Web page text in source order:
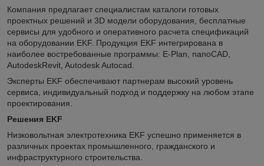
Компания предлагает специалистам каталоги готовых
проектных решений и 3D модели оборудования, бесплатные
сервисы для удобного и оперативного расчета спецификаций
на оборудовании EKF. Продукция EKF интегрирована в
наиболее востребованные программы: E-Plan, nanoCAD,
AutodeskRevit, Autodesk Autocad.
Эксперты EKF обеспечивают партнерам высокий уровень
сервиса, индивидуальный подход и поддержку на любом этапе
проектирования.
Решения EKF
Низковольтная электротехника EKF успешно применяется в
различных проектах промышленного, гражданского и
инфраструктурного строительства.